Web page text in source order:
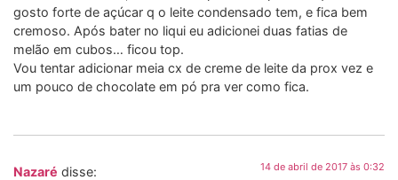
gosto forte de açúcar q o leite condensado tem, e fica bem
cremoso. Após bater no liqui eu adicionei duas fatias de
melão em cubos… ficou top.
Vou tentar adicionar meia cx de creme de leite da prox vez e
um pouco de chocolate em pó pra ver como fica.
Nazaré disse: 14 de abril de 2017 às 0:32